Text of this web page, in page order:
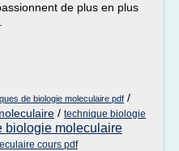
de plus en plus
de biologie moleculaire pdf /
/ technique biologie
biologie moleculaire
cours pdf